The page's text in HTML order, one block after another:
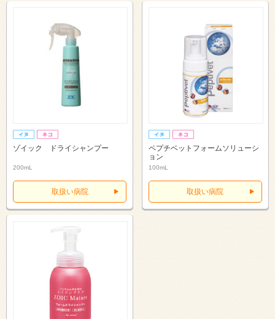
ゾイック ドライシャンプー
200mL
取扱い病院
ペプチベットフォームソリューシ
ョン
100mL
取扱い病院